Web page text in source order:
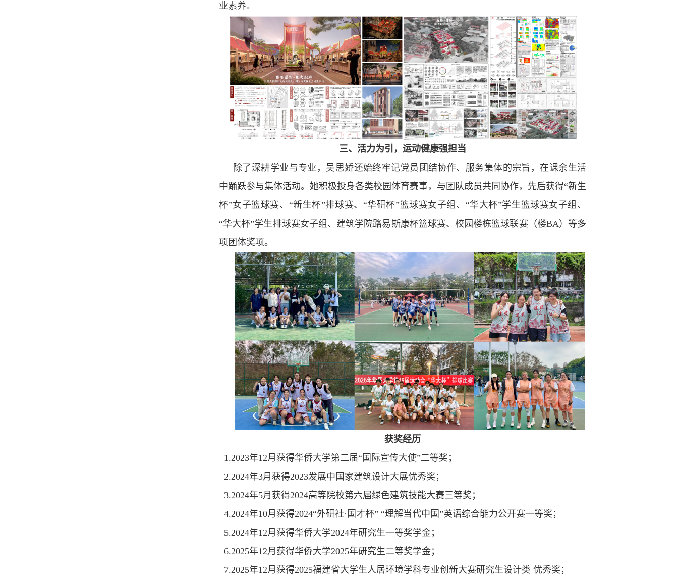
业素养。
三、活力为引，运动健康强担当
除了深耕学业与专业，吴思娇还始终牢记党员团结协作、服务集体的宗旨，在课余生活
中踊跃参与集体活动。她积极投身各类校园体育赛事，与团队成员共同协作，先后获得“新生
杯”女子篮球赛、“新生杯”排球赛、“华研杯”篮球赛女子组、“华大杯”学生篮球赛女子组、
“华大杯”学生排球赛女子组、建筑学院路易斯康杯篮球赛、校园楼栋篮球联赛（楼BA）等多
项团体奖项。
获奖经历
1.2023年12月获得华侨大学第二届“国际宣传大使”二等奖；
2.2024年3月获得2023发展中国家建筑设计大展优秀奖；
3.2024年5月获得2024高等院校第六届绿色建筑技能大赛三等奖；
4.2024年10月获得2024“外研社·国才杯” “理解当代中国”英语综合能力公开赛一等奖；
5.2024年12月获得华侨大学2024年研究生一等奖学金；
6.2025年12月获得华侨大学2025年研究生二等奖学金；
7.2025年12月获得2025福建省大学生人居环境学科专业创新大赛研究生设计类 优秀奖；